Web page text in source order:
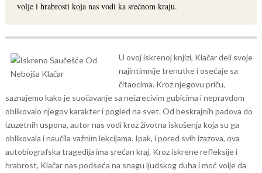
volje i hrabrosti koja nas vodi ka srećnom kraju.
U ovoj iskrenoj knjizi, Klačar deli svoje
najintimnije trenutke i osećaje sa
čitaocima. Kroz njegovu priču,
saznajemo kako je suočavanje sa neizrecivim gubicima i nepravdom
oblikovalo njegov karakter i pogled na svet. Od beskrajnih padova do
izuzetnih uspona, autor nas vodi kroz životna iskušenja koja su ga
oblikovala i naučila važnim lekcijama. Ipak, i pored svih izazova, ova
autobiografska tragedija ima srećan kraj. Kroz iskrene refleksije i
hrabrost, Klačar nas podseća na snagu ljudskog duha i moć volje da